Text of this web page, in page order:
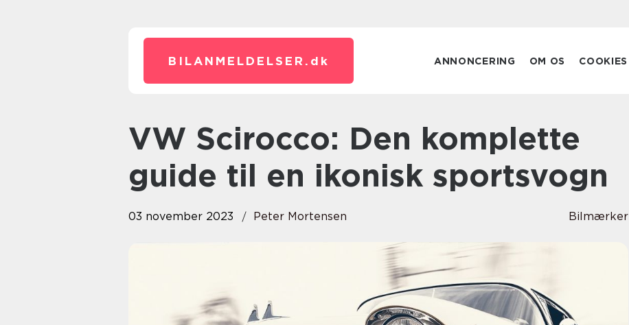
BILANMELDELSER. dk ANNONCERING OM OS COOKIES
VW Scirocco: Den komplette
guide til en ikonisk sportsvogn
03 november 2023 Peter Mortensen Bilmærker